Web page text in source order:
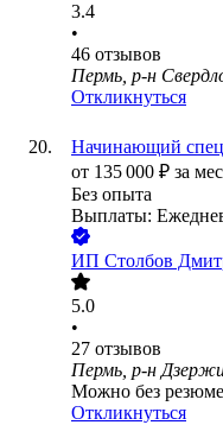
3.4
•
46 отзывов
Пермь, р-н
Откликнуться
Начинающий
от 135 000 ₽ за
Без опыта
Выплаты:
ИП Столбов
5.0
•
27 отзывов
Пермь, р-н
Можно без резюме
Откликнуться